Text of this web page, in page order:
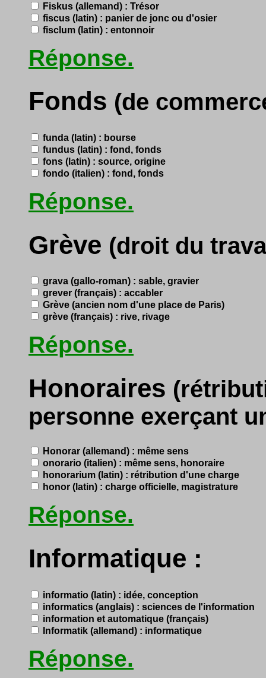
Fiskus (allemand) : Trésor
fiscus (latin) : panier de jonc ou d'osier
fisclum (latin) : entonnoir
Réponse.
Fonds (de
funda (latin) : bourse
fundus (latin) : fond, fonds
fons (latin) : source, origine
fondo (italien) : fond, fonds
Réponse.
Grève (droit du
grava (gallo-roman) : sable, gravier
grever (français) : accabler
Grève (ancien nom d'une place de Paris)
grève (français) : rive, rivage
Réponse.
Honoraires
personne exerçant
Honorar (allemand) : même sens
onorario (italien) : même sens, honoraire
honorarium (latin) : rétribution d'une charge
honor (latin) : charge officielle, magistrature
Réponse.
Informatique :
informatio (latin) : idée, conception
informatics (anglais) : sciences de l'information
information et automatique (français)
Informatik (allemand) : informatique
Réponse.